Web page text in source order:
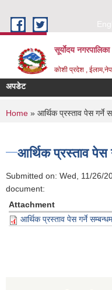
सूर्याेदय नगरपालिका
कोशी प्रदेश ,
अपडेट
You are here
Home » आर्थिक प्रस्ताव पेस गर्ने
आर्थिक प्रस्ताव पेस
Submitted on: Wed, 11/26/
document:
Attachment
आर्थिक प्रस्ताव पेस गर्ने